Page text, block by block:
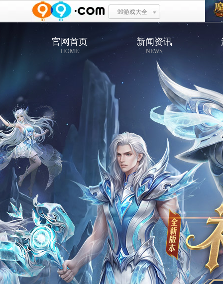
99游戏大全
官网首页
HOME
新闻资讯
NEWS